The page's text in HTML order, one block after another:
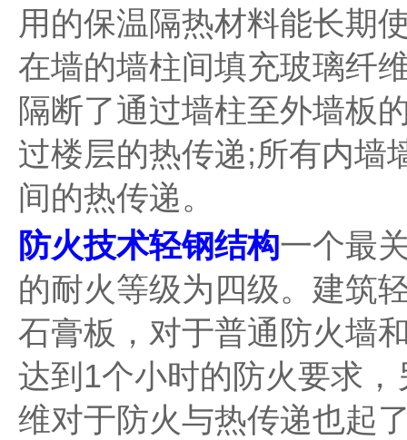
用的保温隔热材料能长期
在墙的墙柱间填充玻璃纤
隔断了通过墙柱至外墙板
过楼层的热传递;所有内墙
间的热传递。
防火技术轻钢结构一个最
的耐火等级为四级。建筑
石膏板，对于普通防火墙
达到1个小时的防火要求
维对于防火与热传递也起